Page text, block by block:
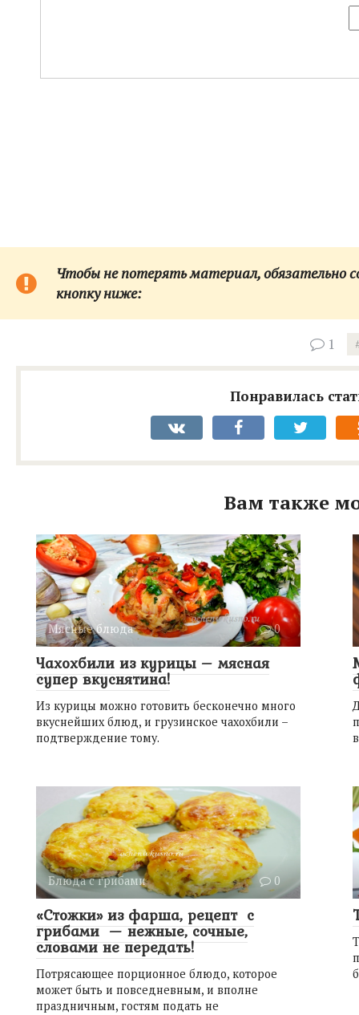
Чтобы не потерять материал, обязательно
кнопку ниже:
1
Понравилась
Вам также
Мясные блюда 0
Чахохбили из курицы – мясная
супер вкуснятина!
Из курицы можно готовить бесконечно много
вкуснейших блюд, и грузинское чахохбили –
подтверждение тому.
Блюда с грибами 0
«Стожки» из фарша, рецепт с
грибами — нежные, сочные,
словами не передать!
Потрясающее порционное блюдо, которое
может быть и повседневным, и вполне
праздничным, гостям подать не